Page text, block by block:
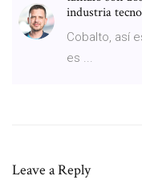
industria
Cobalto, así
es ...
Leave a Reply